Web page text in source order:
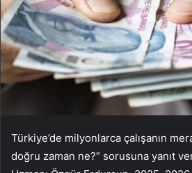
Türkiye’de milyonlarca çalışanın
doğru zaman ne?” sorusuna yanıt